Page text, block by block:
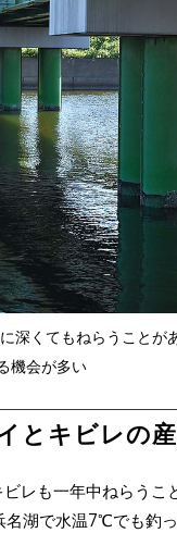
深くてもねらうこと
機会が多い
とキビレの
レも一年中ねらうこ
湖で水温7℃でも釣